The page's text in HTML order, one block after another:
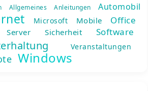
Allgemeines Anleitungen Automobil
Microsoft Mobile Office
Server Sicherheit Software
Veranstaltungen
Windows